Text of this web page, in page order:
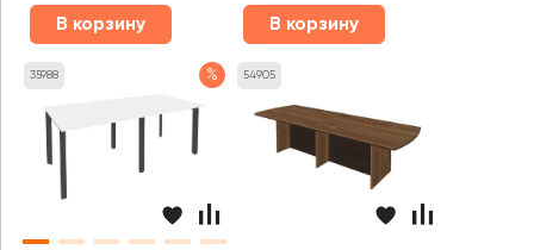
В корзину В корзину
35988 % 54905